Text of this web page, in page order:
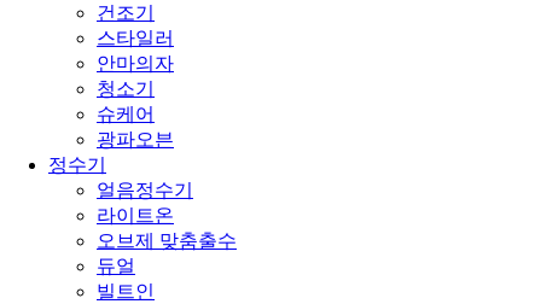
건조기
스타일러
안마의자
청소기
슈케어
광파오븐
정수기
얼음정수기
라이트온
오브제 맞춤출수
듀얼
빌트인